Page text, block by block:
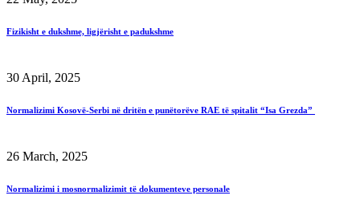
Fizikisht e dukshme, ligjërisht e padukshme
30 April, 2025
Normalizimi Kosovë-Serbi në dritën e punëtorëve RAE të spitalit “Isa Grezda”
26 March, 2025
Normalizimi i mosnormalizimit të dokumenteve personale